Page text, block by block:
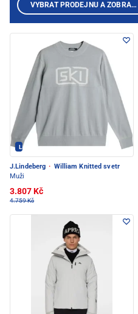
LINDEBERG - PEC POD SNĚŽKOU
J.Lindeberg · William Knitted svetr
Muži
3.807 Kč
4.759 Kč
VYBRAT PRODEJNU A ZOBRAZIT PRODUKTY